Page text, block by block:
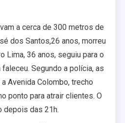
a cerca de 300 metros de
dos Santos,26 anos, morreu
Lima, 36 anos, seguiu para o
Segundo a polícia, as
Avenida Colombo, trecho
ponto para atrair clientes. O
depois das 21h.